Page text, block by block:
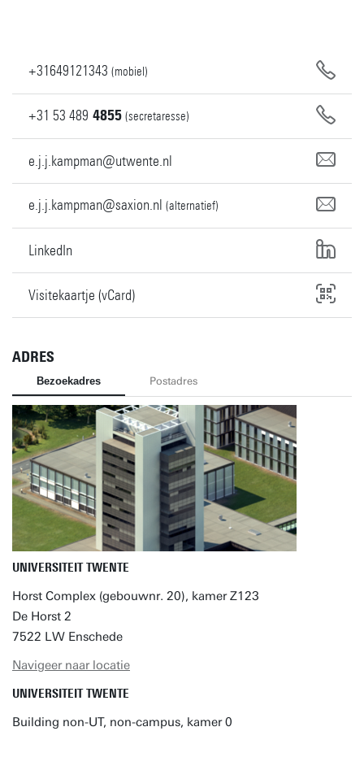
+31649121343 (mobiel)
+31 53 489 4855 (secretaresse)
e.j.j.kampman@utwente.nl
e.j.j.kampman@saxion.nl (alternatief)
LinkedIn
Visitekaartje (vCard)
ADRES
Bezoekadres Postadres
UNIVERSITEIT TWENTE
Horst Complex (gebouwnr. 20), kamer Z123
De Horst 2
7522 LW Enschede
Navigeer naar locatie
UNIVERSITEIT TWENTE
Building non-UT, non-campus, kamer 0